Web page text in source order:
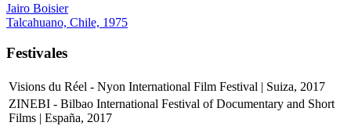
Jairo Boisier
Talcahuano, Chile, 1975
Festivales
Visions du Réel - Nyon International Film Festival | Suiza, 2017
ZINEBI - Bilbao International Festival of Documentary and Short
Films | España, 2017